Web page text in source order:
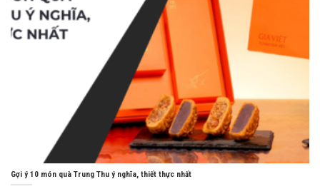
Gợi ý 10 món quà Trung Thu ý nghĩa, thiết thực nhất